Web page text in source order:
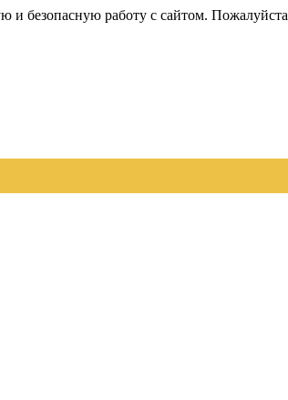
и безопасную работу с сайтом. Пожалуйста